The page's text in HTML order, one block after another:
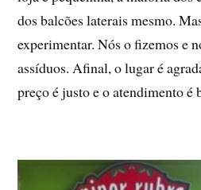
dos balcões laterais mesmo.
experimentar. Nós o fizemos e
assí­duos. Afinal, o lugar é
preço é justo e o atendimento é